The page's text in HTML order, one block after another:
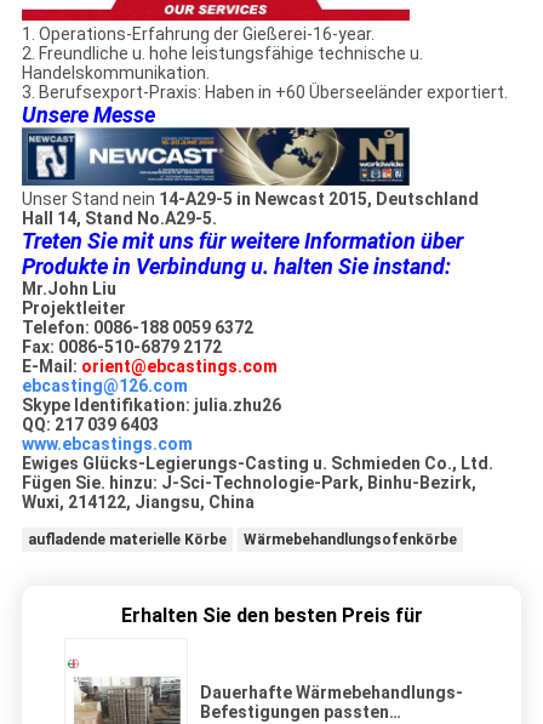
1. Operations-Erfahrung der Gießerei-16-year.
2. Freundliche u. hohe leistungsfähige technische u.
Handelskommunikation.
3. Berufsexport-Praxis: Haben in +60 Überseeländer exportiert.
Unsere Messe
Unser Stand nein 14-A29-5 in Newcast 2015, Deutschland
Hall 14, Stand No.A29-5.
Treten Sie mit uns für weitere Information über
Produkte in Verbindung u. halten Sie instand:
Mr.John Liu
Projektleiter
Telefon: 0086-188 0059 6372
Fax: 0086-510-6879 2172
E-Mail: orient@ebcastings.com
ebcasting@126.com
Skype Identifikation: julia.zhu26
QQ: 217 039 6403
www.ebcastings.com
Ewiges Glücks-Legierungs-Casting u. Schmieden Co., Ltd.
Fügen Sie. hinzu: J-Sci-Technologie-Park, Binhu-Bezirk,
Wuxi, 214122, Jiangsu, China
aufladende materielle Körbe Wärmebehandlungsofenkörbe
Erhalten Sie den besten Preis für
Dauerhafte Wärmebehandlungs-
Befestigungen passten